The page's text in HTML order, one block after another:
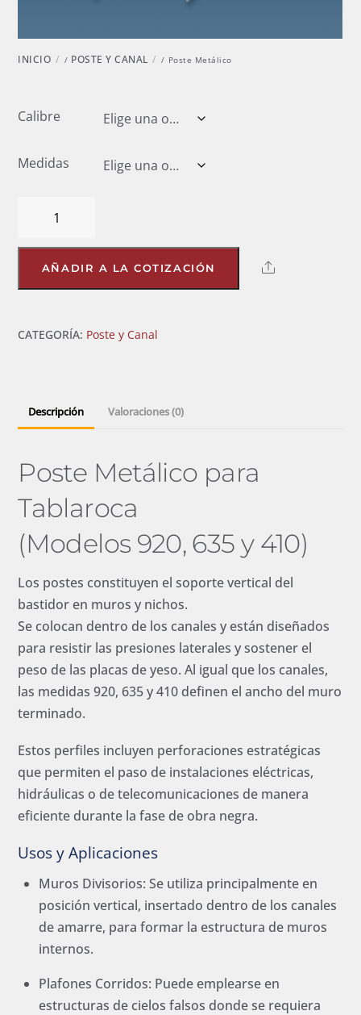
INICIO / POSTE Y CANAL / Poste Metálico
Calibre
Medidas
Metálico
cantidad
AÑADIR A LA COTIZACIÓN Share
CATEGORÍA: Poste y Canal
Descripción Valoraciones (0)
Poste Metálico para
Tablaroca
(Modelos 920, 635 y 410)
Los postes constituyen el soporte vertical del
bastidor en muros y nichos.
Se colocan dentro de los canales y están diseñados
para resistir las presiones laterales y sostener el
peso de las placas de yeso. Al igual que los canales,
las medidas 920, 635 y 410 definen el ancho del muro
terminado.
Estos perfiles incluyen perforaciones estratégicas
que permiten el paso de instalaciones eléctricas,
hidráulicas o de telecomunicaciones de manera
eficiente durante la fase de obra negra.
Usos y Aplicaciones
Muros Divisorios: Se utiliza principalmente en
posición vertical, insertado dentro de los canales
de amarre, para formar la estructura de muros
internos.
Plafones Corridos: Puede emplearse en
estructuras de cielos falsos donde se requiera